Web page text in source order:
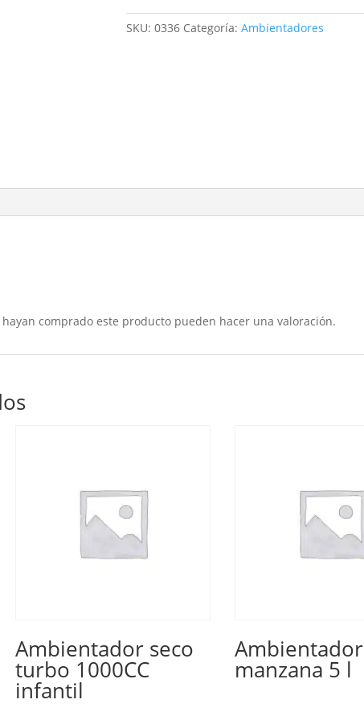
SKU:0336 Categoría:Ambientadores
comprado este producto pueden hacer una valoración.
Ambientador seco
turbo 1000CC
infantil
Ambientador
manzana 5 l